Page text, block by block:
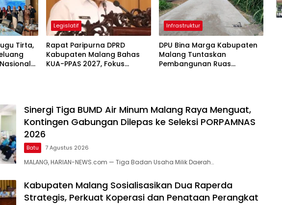
Tirta,
Legislatif
Rapat Paripurna DPRD
Kabupaten Malang Bahas
KUA-PPAS 2027, Fokus
Infrastruktur
DPU Bina Marga Kabupaten
Malang Tuntaskan
Pembangunan Ruas
Sinergi Tiga BUMD Air Minum Malang Raya Menguat,
Kontingen Gabungan Dilepas ke Seleksi PORPAMNAS
2026
Batu 7 Agustus 2026
MALANG, HARIAN-NEWS.com — Tiga Badan Usaha Milik Daerah…
Kabupaten Malang Sosialisasikan Dua Raperda
Strategis, Perkuat Koperasi dan Penataan Perangkat